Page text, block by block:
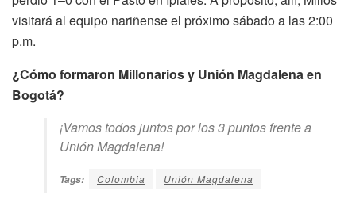
visitará al equipo nariñense el próximo sábado a las 2:00
p.m.
¿Cómo formaron Millonarios y Unión Magdalena en
Bogotá?
¡Vamos todos juntos por los 3 puntos frente a
Unión Magdalena!
Tags: Colombia Unión Magdalena